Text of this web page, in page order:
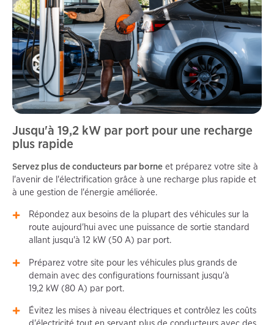
Jusqu'à 19,2 kW par port pour une recharge
plus rapide
Servez plus de conducteurs par borne et préparez votre site à
l'avenir de l'électrification grâce à une recharge plus rapide et
à une gestion de l'énergie améliorée.
Répondez aux besoins de la plupart des véhicules sur la
route aujourd'hui avec une puissance de sortie standard
allant jusqu'à 12 kW (50 A) par port.
Préparez votre site pour les véhicules plus grands de
demain avec des configurations fournissant jusqu'à
19,2 kW (80 A) par port.
Évitez les mises à niveau électriques et contrôlez les coûts